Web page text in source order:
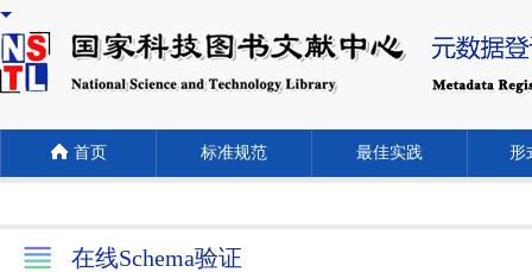
首页 标准规范 最佳实践 形
在线Schema验证